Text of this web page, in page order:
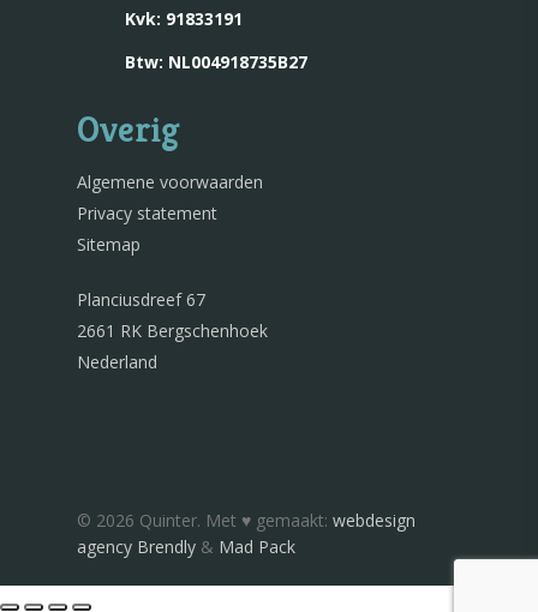
Kvk: 91833191
Btw: NL004918735B27
Overig
Algemene voorwaarden
Privacy statement
Sitemap
Planciusdreef 67
2661 RK Bergschenhoek
Nederland
© 2026 Quinter. Met ♥︎ gemaakt: webdesign
agency Brendly & Mad Pack